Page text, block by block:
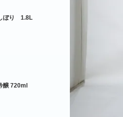
ぼり 1.8L
醸 720ml